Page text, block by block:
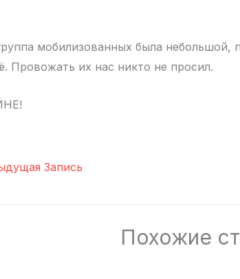
мобилизованных была
Провожать их нас никто не просил.
Запись
Похожие